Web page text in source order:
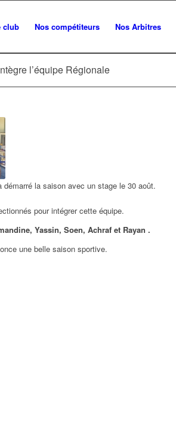
club Nos compétiteurs Nos Arbitres
l’équipe Régionale
démarré la saison avec un stage le 30 août.
pour intégrer cette équipe.
Yassin, Soen, Achraf et Rayan .
une belle saison sportive.